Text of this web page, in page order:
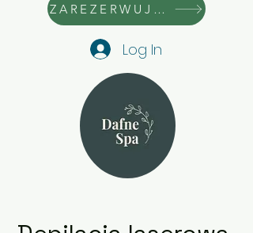
ZAREZERWUJ WIZYTĘ
Log In